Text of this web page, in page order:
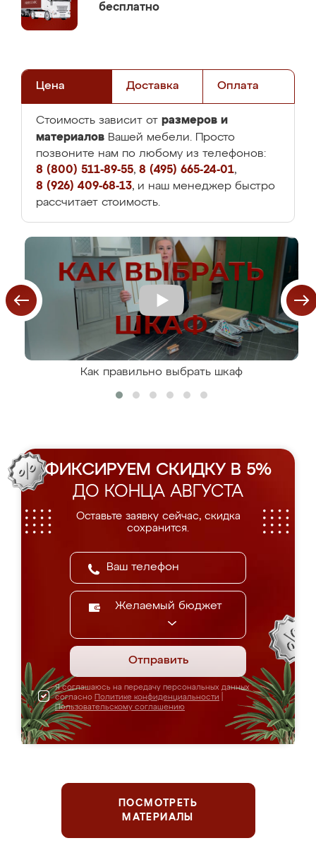
бесплатно
Цена Доставка Оплата
Стоимость зависит от размеров и
материалов Вашей мебели. Просто
позвоните нам по любому из телефонов:
8 (800) 511-89-55, 8 (495) 665-24-01,
8 (926) 409-68-13, и наш менеджер быстро
рассчитает стоимость.
Как правильно выбрать шкаф
ФИКСИРУЕМ СКИДКУ В 5%
ДО КОНЦА АВГУСТА
Оставьте заявку сейчас, скидка
сохранится.
Желаемый бюджет
Отправить
Я соглашаюсь на передачу персональных данных
согласно Политике конфиденциальности
Пользовательскому соглашению
ПОСМОТРЕТЬ
МАТЕРИАЛЫ